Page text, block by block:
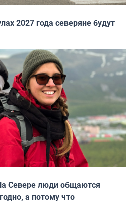
2027 года северяне будут
Севере люди общаются
а потому что